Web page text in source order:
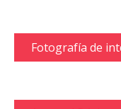
Fotografía de